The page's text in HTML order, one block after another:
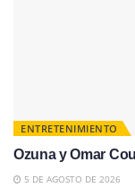
ENTRETENIMIENTO
Ozuna y Omar
5 DE AGOSTO DE 2026